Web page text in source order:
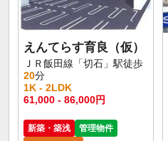
えんてらす育良（仮）
ＪＲ飯田線「切石」駅徒歩
20分
1K - 2LDK
61,000 - 86,000円
新築・築浅
管理物件